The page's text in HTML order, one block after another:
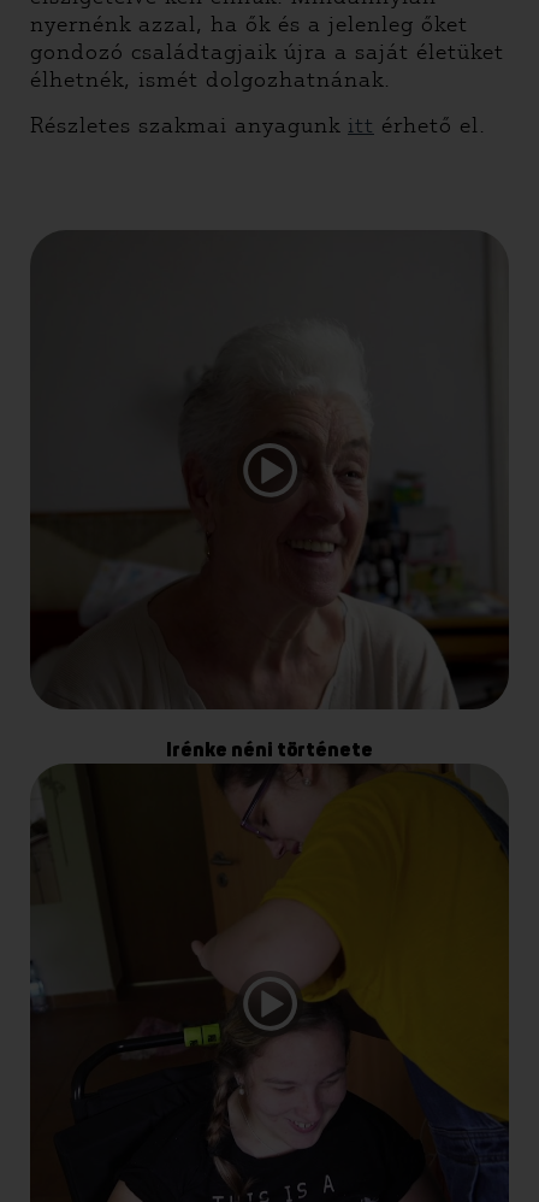
nyernénk azzal, ha ők és a jelenleg őket
gondozó családtagjaik újra a saját életüket
élhetnék, ismét dolgozhatnának.
Részletes szakmai anyagunk itt érhető el.
Irénke néni története